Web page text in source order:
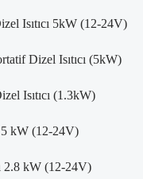
Isıtıcı 5kW (12-24V)
Dizel Isıtıcı (5kW)
Isıtıcı (1.3kW)
5 kW (12-24V)
2.8 kW (12-24V)